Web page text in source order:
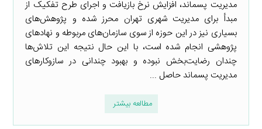
مدیریت پسماند، افزایش نرخ بازیافت و اجرای طرح تفکیک از
مبدأ برای مدیریت شهری تهران محرز شده و پژوهش‌های
بسیاری نیز در این حوزه از سوی سازمان‌های مربوطه و نهادهای
پژوهشی انجام شده است، با این حال نتیجه این تلاش‌ها‌
چندان رضایت‌بخش نبوده و بهبود چندانی در سازوکارهای
مدیریت پسماند حاصل ...
مطالعه بیشتر